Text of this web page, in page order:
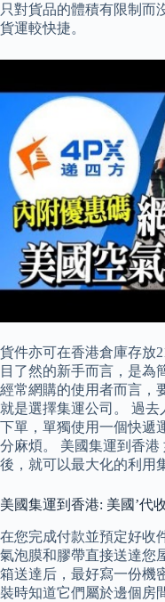
只對貨品的體積有限制而
貨運較快捷。
貨件亦可在香港倉庫存放
目了然的新手而言，是為
經常網購的使用者而言，
就是選擇集運公司。 過
下單，單獨使用一個快遞
分麻煩。 美國集運到香港
後，就可以最大化的利用
美國集運到香港: 美國’代
在您完成付款並預定好收
氣泡膜和膠帶直接送達您
箱送達后，最好寫一份機
裝時知道它們屬於邊個房